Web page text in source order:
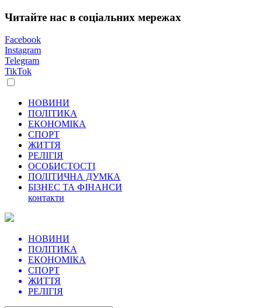
Читайте нас в соціальних мережах
Facebook
Instagram
Telegram
TikTok
НОВИНИ
ПОЛІТИКА
ЕКОНОМІКА
СПОРТ
ЖИТТЯ
РЕЛІГІЯ
ОСОБИСТОСТІ
ПОЛІТИЧНА ДУМКА
БІЗНЕС ТА ФІНАНСИ
контакти
НОВИНИ
ПОЛІТИКА
ЕКОНОМІКА
СПОРТ
ЖИТТЯ
РЕЛІГІЯ